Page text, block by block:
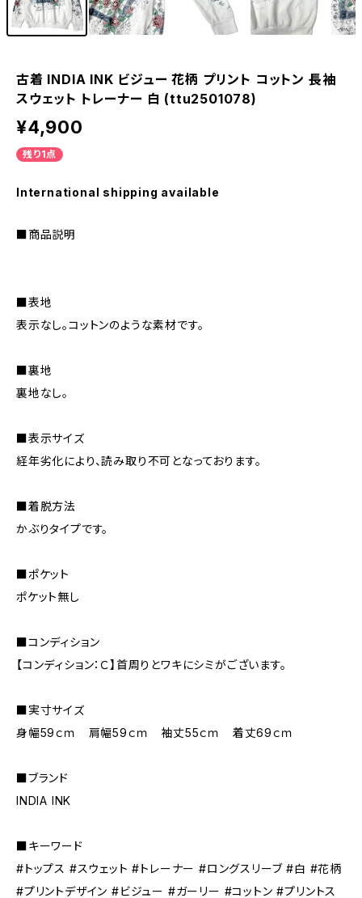
古着 INDIA INK ビジュー 花柄 プリント コットン 長袖
スウェット トレーナー 白 (ttu2501078)
¥4,900
残り1点
International shipping available
■商品説明
■表地
表示なし。コットンのような素材です。
■裏地
裏地なし。
■表示サイズ
経年劣化により、読み取り不可となっております。
■着脱方法
かぶりタイプです。
■ポケット
ポケット無し
■コンディション
【コンディション：Ｃ】首周りとワキにシミがございます。
■実寸サイズ
身幅59ｃｍ 肩幅59ｃｍ 袖丈55ｃｍ 着丈69ｃｍ
■ブランド
INDIA INK
■キーワード
#トップス #スウェット #トレーナー #ロングスリーブ #白 #花柄
#プリントデザイン #ビジュー #ガーリー #コットン #プリントス